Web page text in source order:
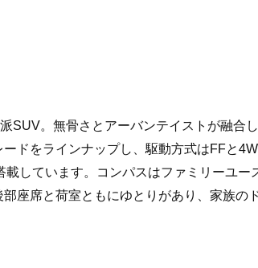
SUV。無骨さとアーバンテイストが融合
ドをラインナップし、駆動方式はFFと
しています。コンパスはファミリーユー
座席と荷室ともにゆとりがあり、家族の